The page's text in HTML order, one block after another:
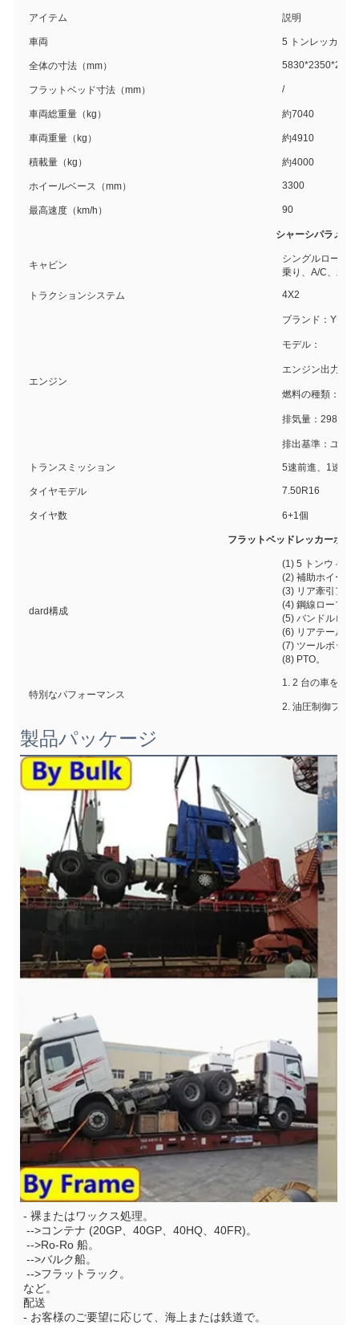
アイテム 説明
車両 5 トンレッカー
全体の寸法（mm） 5830*2350*2440
フラットベッド寸法（mm） /
車両総重量（kg） 約7040
車両重量（kg） 約4910
積載量（kg） 約4000
ホイールベース（mm） 3300
最高速度（km/h） 90
シャーシパラメー
キャビン
シングルローキ
乗り、A/C、左ハ
トラクションシステム 4X2
エンジン
ブランド：
モデル：
エンジン出力：
燃料の種類：デ
排気量：2983ml
排出基準：ユー
トランスミッション 5速前進、1速後
タイヤモデル 7.50R16
タイヤ数 6+1個
フラットベッドレッカーボデ
dard構成
(1) 5 トンウィン
(2) 補助ホイール
(3) リア牽引アー
(4) 鋼線ロープ
(5) バンドルロー
(6) リアテールラ
(7) ツールボック
(8) PTO。
特別なパフォーマンス
1. 2 台の車を牽
2. 油圧制御フラ
製品パッケージ
- 裸またはワックス処理。
-->コンテナ (20GP、40GP、40HQ、40FR)。
-->Ro-Ro 船。
-->バルク船。
-->フラットラック。
など。
配送
- お客様のご要望に応じて、海上または鉄道で。